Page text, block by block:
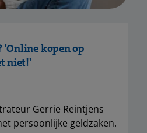
'Online kopen op
niet!'
Gerrie Reintjens
persoonlijke geldzaken.